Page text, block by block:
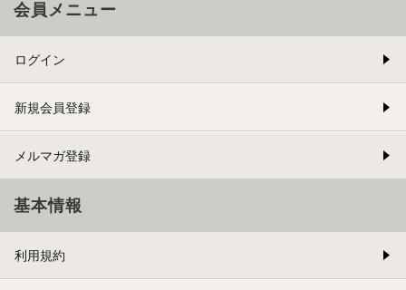
会員メニュー
ログイン
新規会員登録
メルマガ登録
基本情報
利用規約